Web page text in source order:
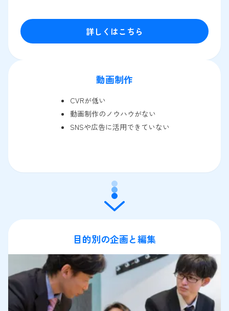
詳しくはこちら
動画制作
CVRが低い
動画制作のノウハウがない
SNSや広告に活用できていない
目的別の企画と編集